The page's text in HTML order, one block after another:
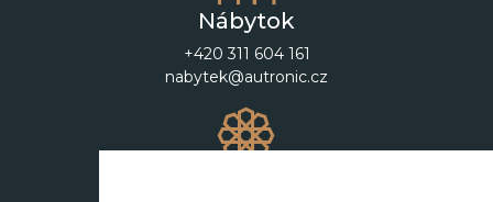
Nábytok
+420 311 604 161
nabytek@autronic.cz